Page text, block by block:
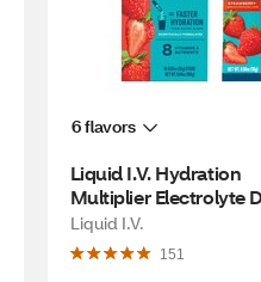
6 flavors
Liquid I.V. Hydration
Multiplier Electrolyte
Mix, Strawberry, 10 CT
Liquid I.V.
151